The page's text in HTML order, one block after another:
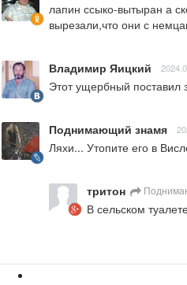
лапин ссыко-вытыран а
вырезали,что они с
Владимир Яицкий
Этот ущербный поставил
Поднимающий знамя
Ляхи... Утопите его в
тритон
В сельском